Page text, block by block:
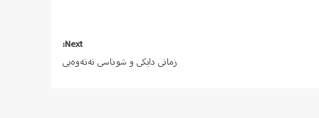
Next:
زمانی دایکی و شوناسی نەتەوەیی